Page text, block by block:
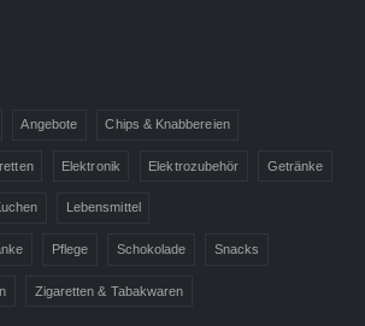
Angebote Chips & Knabbereien
Elektronik Elektrozubehör Getränke
Lebensmittel
Pflege Schokolade Snacks
Zigaretten & Tabakwaren